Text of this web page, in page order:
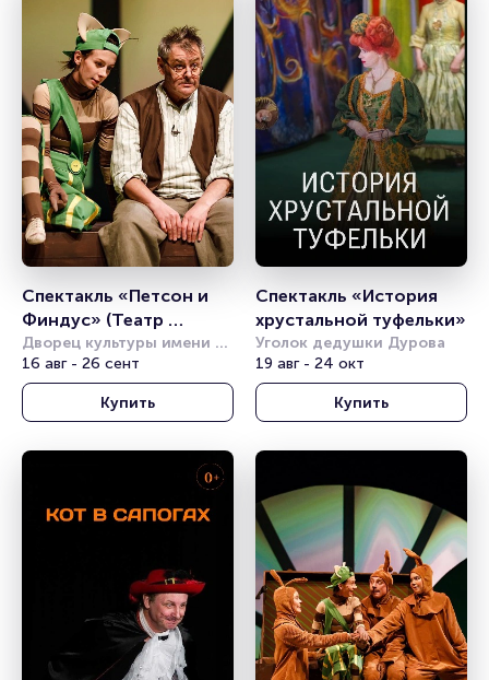
Спектакль «Петсон и
Финдус» (Театр
Комикс)
Дворец культуры имени
Горбунова
16 авг - 26 сент
Купить
Спектакль «История
хрустальной туфельки»
Уголок дедушки Дурова
19 авг - 24 окт
Купить